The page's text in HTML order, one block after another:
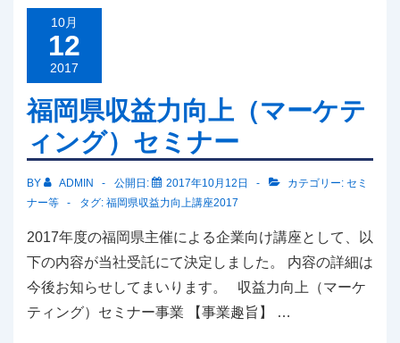
い
10月
12
2017
福岡県収益力向上（マーケテ
ィング）セミナー
BY ADMIN 公開日: 2017年10月12日 カテゴリー: セミ
ナー等
タグ: 福岡県収益力向上講座2017
2017年度の福岡県主催による企業向け講座として、以
下の内容が当社受託にて決定しました。 内容の詳細は
今後お知らせしてまいります。 収益力向上（マーケ
ティング）セミナー事業 【事業趣旨】 …